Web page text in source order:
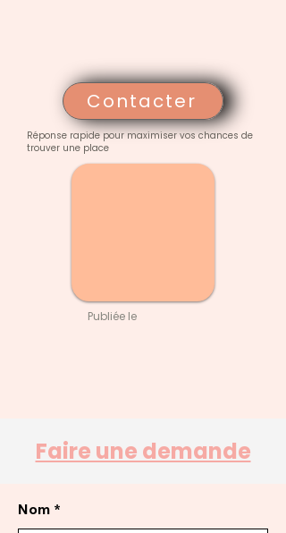
Contacter
Réponse rapide pour maximiser vos chances de
trouver une place
Publiée le
Faire une demande
Nom